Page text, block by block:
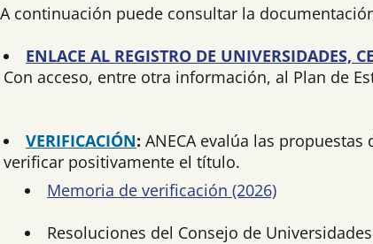
A continuación puede consultar la
ENLACE AL REGISTRO DE UNIVERSIDADES,
Con acceso, entre otra información, al Plan de
VERIFICACIÓN: ANECA evalúa las
verificar positivamente el título.
Memoria de verificación (2026)
Resoluciones del Consejo de